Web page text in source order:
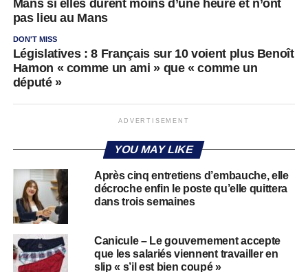
Mans si elles durent moins d’une heure et n’ont
pas lieu au Mans
DON'T MISS
Législatives : 8 Français sur 10 voient plus Benoît
Hamon « comme un ami » que « comme un
député »
ADVERTISEMENT
YOU MAY LIKE
Après cinq entretiens d’embauche, elle
décroche enfin le poste qu’elle quittera
dans trois semaines
Canicule – Le gouvernement accepte
que les salariés viennent travailler en
slip « s’il est bien coupé »